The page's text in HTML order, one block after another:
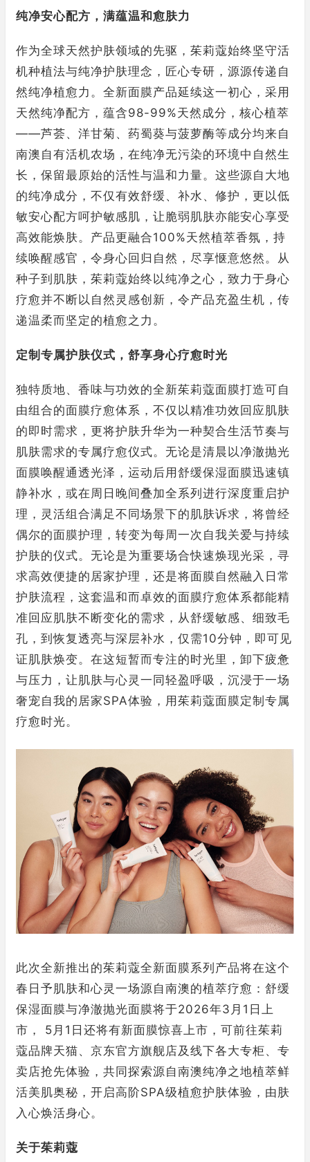
纯净安心配方，满蕴温和愈肤力
作为全球天然护肤领域的先驱，茱莉蔻始终坚守活
机种植法与纯净护肤理念，匠心专研，源源传递自
然纯净植愈力。全新面膜产品延续这一初心，采用
天然纯净配方，蕴含98-99%天然成分，核心植萃
——芦荟、洋甘菊、药蜀葵与菠萝酶等成分均来自
南澳自有活机农场，在纯净无污染的环境中自然生
长，保留最原始的活性与温和力量。这些源自大地
的纯净成分，不仅有效舒缓、补水、修护，更以低
敏安心配方呵护敏感肌，让脆弱肌肤亦能安心享受
高效能焕肤。产品更融合100%天然植萃香氛，持
续唤醒感官，令身心回归自然，尽享惬意悠然。从
种子到肌肤，茱莉蔻始终以纯净之心，致力于身心
疗愈并不断以自然灵感创新，令产品充盈生机，传
递温柔而坚定的植愈之力。
定制专属护肤仪式，舒享身心疗愈时光
独特质地、香味与功效的全新茱莉蔻面膜打造可自
由组合的面膜疗愈体系，不仅以精准功效回应肌肤
的即时需求，更将护肤升华为一种契合生活节奏与
肌肤需求的专属疗愈仪式。无论是清晨以净澈抛光
面膜唤醒通透光泽，运动后用舒缓保湿面膜迅速镇
静补水，或在周日晚间叠加全系列进行深度重启护
理，灵活组合满足不同场景下的肌肤诉求，将曾经
偶尔的面膜护理，转变为每周一次自我关爱与持续
护肤的仪式。无论是为重要场合快速焕现光采，寻
求高效便捷的居家护理，还是将面膜自然融入日常
护肤流程，这套温和而卓效的面膜疗愈体系都能精
准回应肌肤不断变化的需求，从舒缓敏感、细致毛
孔，到恢复透亮与深层补水，仅需10分钟，即可见
证肌肤焕变。在这短暂而专注的时光里，卸下疲惫
与压力，让肌肤与心灵一同轻盈呼吸，沉浸于一场
奢宠自我的居家SPA体验，用茱莉蔻面膜定制专属
疗愈时光。
此次全新推出的茱莉蔻全新面膜系列产品将在这个
春日予肌肤和心灵一场源自南澳的植萃疗愈：舒缓
保湿面膜与净澈抛光面膜将于2026年3月1日上
市， 5月1日还将有新面膜惊喜上市，可前往茱莉
蔻品牌天猫、京东官方旗舰店及线下各大专柜、专
卖店抢先体验，共同探索源自南澳纯净之地植萃鲜
活美肌奥秘，开启高阶SPA级植愈护肤体验，由肤
入心焕活身心。
关于茱莉蔻